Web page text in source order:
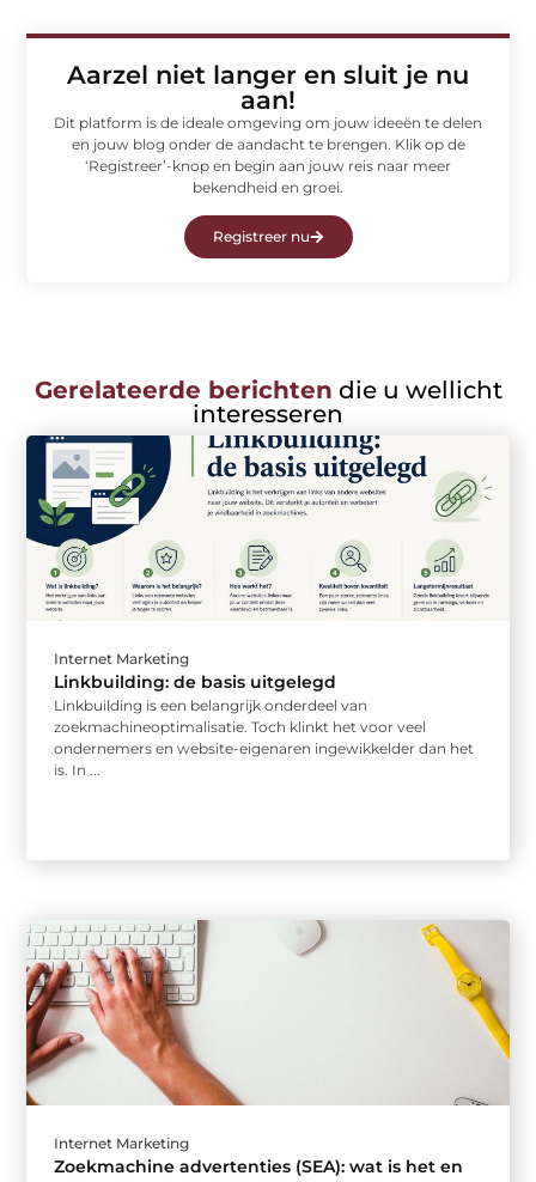
Aarzel niet langer en sluit je nu
aan!
Dit platform is de ideale omgeving om jouw ideeën te delen
en jouw blog onder de aandacht te brengen. Klik op de
‘Registreer’-knop en begin aan jouw reis naar meer
bekendheid en groei.
Registreer nu
Gerelateerde berichten die u wellicht
interesseren
Internet Marketing
Linkbuilding: de basis uitgelegd
Linkbuilding is een belangrijk onderdeel van
zoekmachineoptimalisatie. Toch klinkt het voor veel
ondernemers en website-eigenaren ingewikkelder dan het
is. In ...
Internet Marketing
Zoekmachine advertenties (SEA): wat is het en